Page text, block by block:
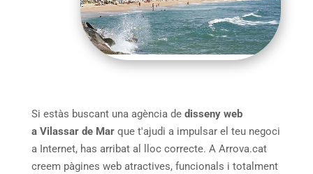
Si estàs buscant una agència de disseny web
a Vilassar de Marque t'ajudi a impulsar el teu negoci
a Internet, has arribat al lloc correcte. A Arrova.cat
creem pàgines web atractives, funcionals i totalment